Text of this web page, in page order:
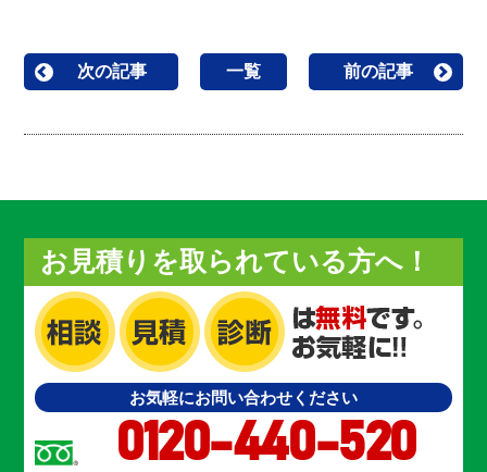
次の記事 一覧 前の記事
お見積りを取られている方へ！
お気軽にお問い合わせください
0120-440-520